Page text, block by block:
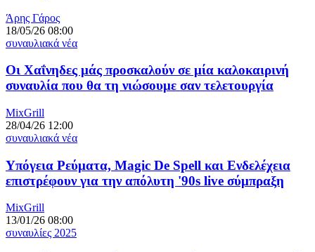
Άρης Γάρος
18/05/26 08:00
συναυλιακά νέα
Οι Χαΐνηδες μάς προσκαλούν σε μία καλοκαιρινή
συναυλία που θα τη νιώσουμε σαν τελετουργία
MixGrill
28/04/26 12:00
συναυλιακά νέα
Υπόγεια Ρεύματα, Magic De Spell και Ενδελέχεια
επιστρέφουν για την απόλυτη '90s live σύμπραξη
MixGrill
13/01/26 08:00
συναυλίες 2025